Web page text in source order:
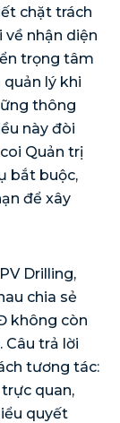
chặt trách
nhận diện
trọng tâm
lý khi
thông
này đòi
Quản trị
bắt buộc,
để xây
Drilling,
chia sẻ
không còn
Câu trả lời
tương tác:
quan,
quyết